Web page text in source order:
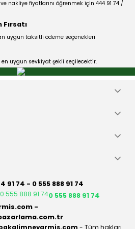
olmalı.
nakliye fiyatlarını öğrenmek için 444 91 74 /
uygun taksitli ödeme seçenekleri
uygun sevkiyat şekli seçilecektir.
91 74 - 0 555 888 91 74
555 888 91 740 555 888 91 74
-